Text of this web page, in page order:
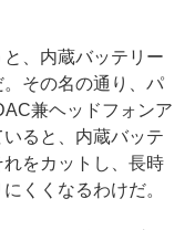
、内蔵バッテリー
その名の通り、パ
兼ヘッドフォンア
ると、内蔵バッテ
をカットし、長時
くくなるわけだ。